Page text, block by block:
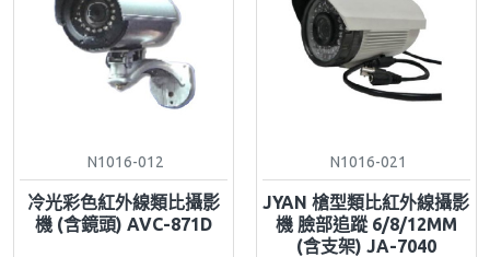
N1016-012
冷光彩色紅外線類比攝影
機 (含鏡頭) AVC-871D
N1016-021
JYAN 槍型類比紅外線攝影
機 臉部追蹤 6/8/12MM
(含支架) JA-7040